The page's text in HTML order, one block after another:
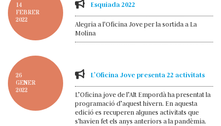
14
FEBRER
2022
Esquiada 2022
Alegria a l'Oficina Jove per la sortida a La
Molina
26
GENER
2022
L’Oficina Jove presenta 22 activitats
L’Oficina jove de l’Alt Empordà ha presentat la
programació d’aquest hivern. En aquesta
edició es recuperen algunes activitats que
s'havien fet els anys anteriors a la pandèmia.